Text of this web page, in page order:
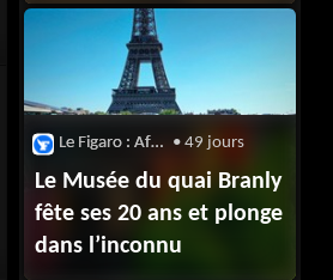
Le Figaro : Afrique • 49 jours
Le Musée du quai Branly
fête ses 20 ans et plonge
dans l’inconnu